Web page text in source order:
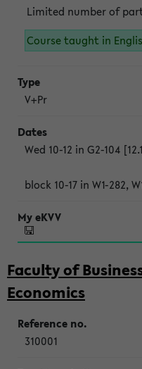
Limited number of
Course taught in
V+Pr
Wed 10-12 in G2-104
block 10-17 in W1-282,
Faculty of
Economics
310001